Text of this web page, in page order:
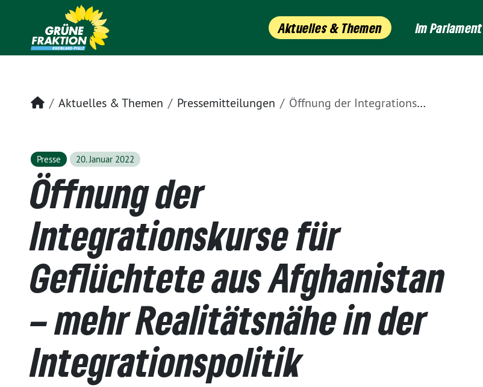
Aktuelles & Themen Im Parlament
Startseite
Aktuelles & Themen Pressemitteilungen Öffnung der Integrationskurse für Geflüchtete aus Afghanistan – mehr Realitätsnähe in der Integrationspolitik
Presse 20. Januar 2022
Öffnung der
Integrationskurse für
Geflüchtete aus Afghanistan
– mehr Realitätsnähe in der
Integrationspolitik